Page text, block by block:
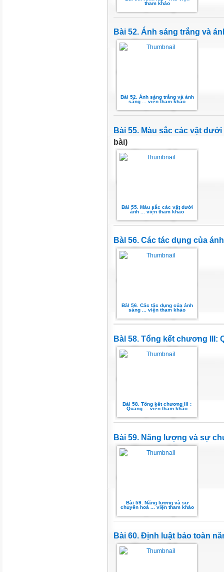
tham khảo
Bài 52. Ánh sáng trắng và
Bài 52. Ánh sáng trắng và ánh
sáng ... viện tham khảo
Bài 55. Màu sắc các vật
bài)
Bài 55. Màu sắc các vật dưới
ánh ... viện tham khảo
Bàl 56. Các tác dụng của
Bàl 56. Các tác dụng của ánh
sáng ... viện tham khảo
Bàl 58. Tổng kết chương III:
Bàl 58. Tổng kết chương III :
Quang ... viện tham khảo
Bài 59. Năng lượng và sự
Bài 59. Năng lượng và sự
chuyển hoá ... viện tham khảo
Bài 60. Định luật bảo toàn